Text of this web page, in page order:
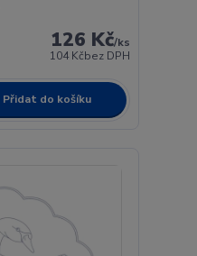
126 Kč/ks
104 Kčbez DPH
Přidat do košíku